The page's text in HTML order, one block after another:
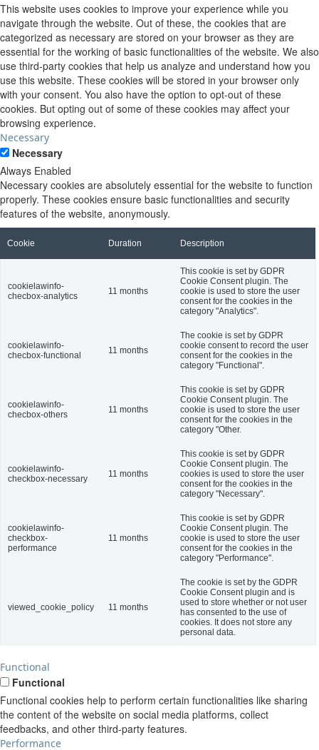
This website uses cookies to improve your experience while you
navigate through the website. Out of these, the cookies that are
categorized as necessary are stored on your browser as they are
essential for the working of basic functionalities of the website. We also
use third-party cookies that help us analyze and understand how you
use this website. These cookies will be stored in your browser only
with your consent. You also have the option to opt-out of these
cookies. But opting out of some of these cookies may affect your
browsing experience.
Necessary
Necessary
Always Enabled
Necessary cookies are absolutely essential for the website to function
properly. These cookies ensure basic functionalities and security
features of the website, anonymously.
Cookie Duration Description
cookielawinfo-
checbox-analytics
11 months
This cookie is set by GDPR
Cookie Consent plugin. The
cookie is used to store the user
consent for the cookies in the
category "Analytics".
cookielawinfo-
checbox-functional
11 months
The cookie is set by GDPR
cookie consent to record the user
consent for the cookies in the
category "Functional".
cookielawinfo-
checbox-others
11 months
This cookie is set by GDPR
Cookie Consent plugin. The
cookie is used to store the user
consent for the cookies in the
category "Other.
cookielawinfo-
checkbox-necessary
11 months
This cookie is set by GDPR
Cookie Consent plugin. The
cookies is used to store the user
consent for the cookies in the
category "Necessary".
cookielawinfo-
checkbox-
performance
11 months
This cookie is set by GDPR
Cookie Consent plugin. The
cookie is used to store the user
consent for the cookies in the
category "Performance".
viewed_cookie_policy 11 months
The cookie is set by the GDPR
Cookie Consent plugin and is
used to store whether or not user
has consented to the use of
cookies. It does not store any
personal data.
Functional
Functional
Functional cookies help to perform certain functionalities like sharing
the content of the website on social media platforms, collect
feedbacks, and other third-party features.
Performance